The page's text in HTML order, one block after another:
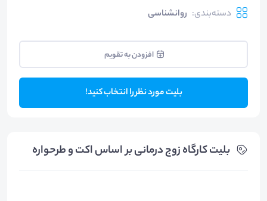
دسته‌بندی: روانشناسی
افزودن به تقویم
بلیت مورد نظر را انتخاب کنید!
بلیت‌ کارگاه زوج درمانی بر اساس اکت و طرحواره